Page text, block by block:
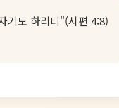
도 하리니"(시편 4:8)